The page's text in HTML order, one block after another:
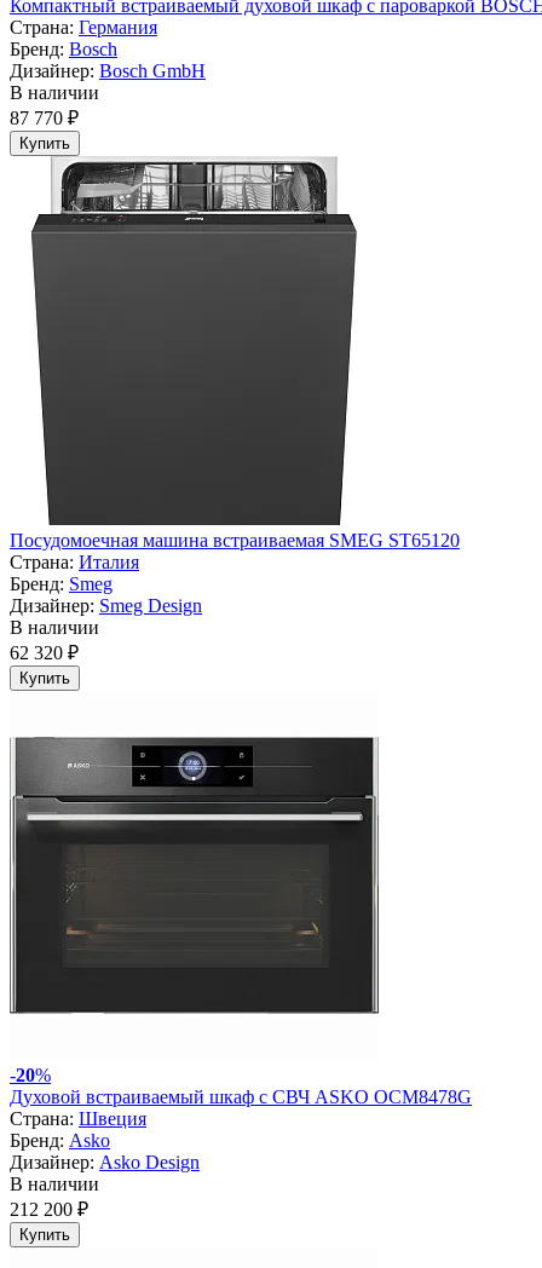
Компактный встраиваемый духовой шкаф с пароваркой
Страна: Германия
Бренд: Bosch
Дизайнер: Bosch GmbH
В наличии
87 770 ₽
Купить
Посудомоечная машина встраиваемая SMEG ST65120
Страна: Италия
Бренд: Smeg
Дизайнер: Smeg Design
В наличии
62 320 ₽
Купить
-20%
Духовой встраиваемый шкаф с СВЧ ASKO OCM8478G
Страна: Швеция
Бренд: Asko
Дизайнер: Asko Design
В наличии
212 200 ₽
Купить